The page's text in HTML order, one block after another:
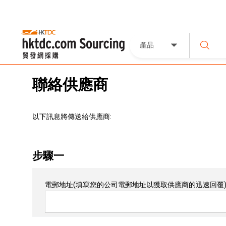
產品
聯絡供應商
以下訊息將傳送給供應商:
步驟一
電郵地址(填寫您的公司電郵地址以獲取供應商的迅速回覆)